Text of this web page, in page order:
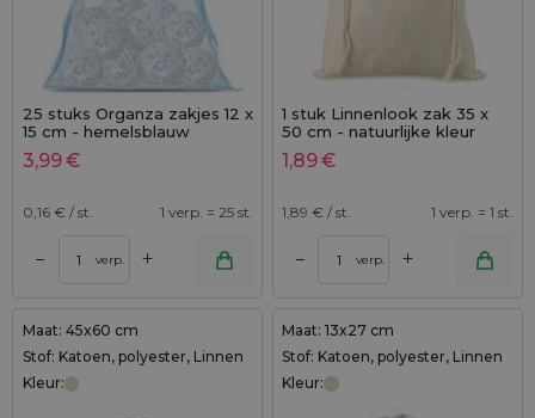
25 stuks Organza zakjes 12 x
15 cm - hemelsblauw
3,99€
0,16 € / st. 1 verp. = 25 st.
– verp. +
1 stuk Linnenlook zak 35 x
50 cm - natuurlijke kleur
1,89€
1,89 € / st. 1 verp. = 1 st.
– verp. +
Maat: 45x60 cm
Stof: Katoen, polyester, Linnen
Kleur:
Maat: 13x27 cm
Stof: Katoen, polyester, Linnen
Kleur: